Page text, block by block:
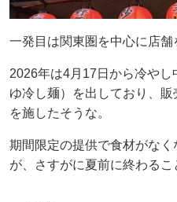
一発目は関東圏を中心に店舗
2026年は4月17日から冷やし
ゆ冷し麺）を出しており、
を施したそうな。
期間限定の提供で食材がな
が、さすがに夏前に終わるこ